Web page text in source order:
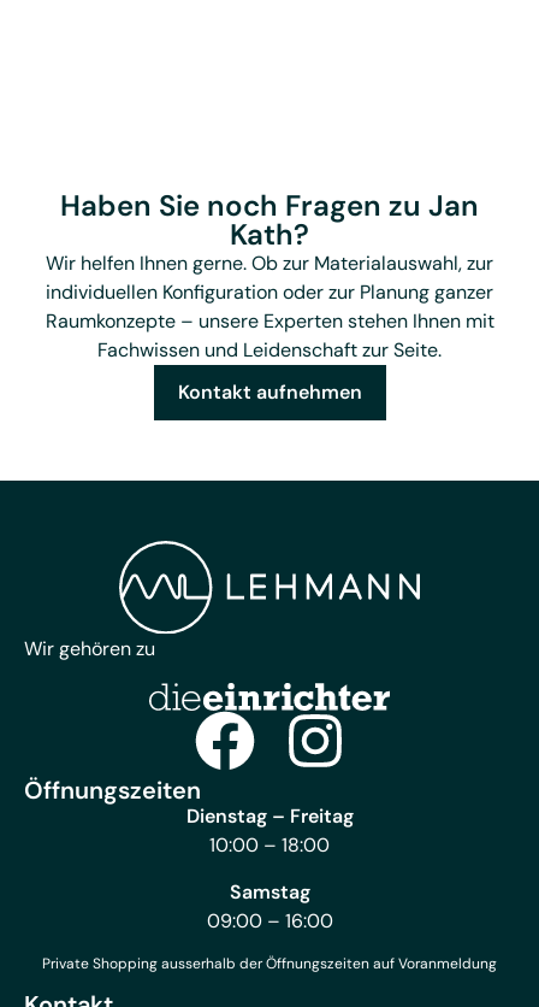
Haben Sie noch Fragen zu Jan
Kath?
Wir helfen Ihnen gerne. Ob zur Materialauswahl, zur
individuellen Konfiguration oder zur Planung ganzer
Raumkonzepte – unsere Experten stehen Ihnen mit
Fachwissen und Leidenschaft zur Seite.
Kontakt aufnehmen
Wir gehören zu
Öffnungszeiten
Dienstag – Freitag
10:00 – 18:00
Samstag
09:00 – 16:00
Private Shopping ausserhalb der Öffnungszeiten auf Voranmeldung